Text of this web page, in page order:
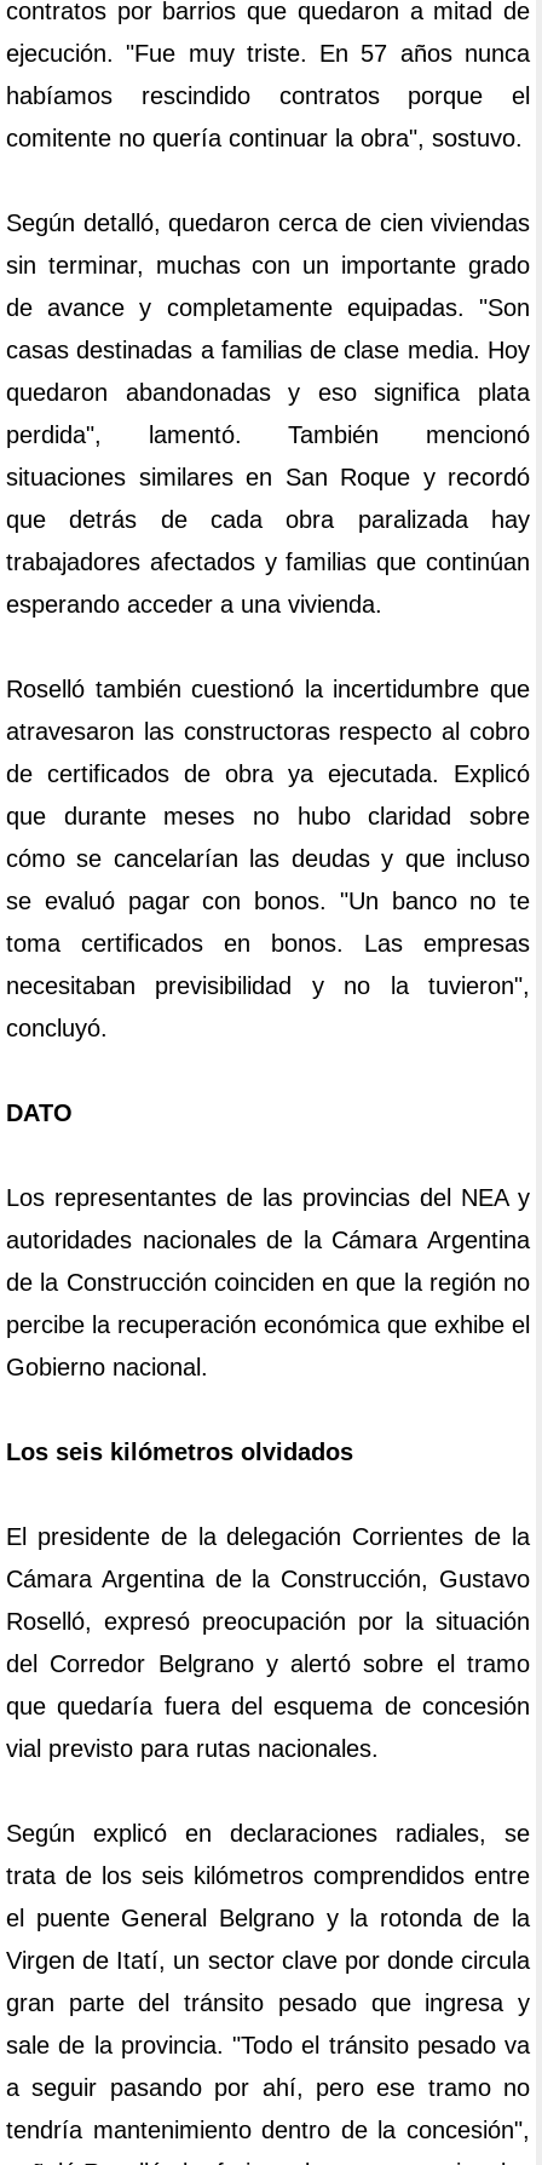
contratos por barrios que quedaron a mitad de
ejecución. "Fue muy triste. En 57 años nunca
habíamos rescindido contratos porque el
comitente no quería continuar la obra", sostuvo.
Según detalló, quedaron cerca de cien viviendas
sin terminar, muchas con un importante grado
de avance y completamente equipadas. "Son
casas destinadas a familias de clase media. Hoy
quedaron abandonadas y eso significa plata
perdida", lamentó. También mencionó
situaciones similares en San Roque y recordó
que detrás de cada obra paralizada hay
trabajadores afectados y familias que continúan
esperando acceder a una vivienda.
Roselló también cuestionó la incertidumbre que
atravesaron las constructoras respecto al cobro
de certificados de obra ya ejecutada. Explicó
que durante meses no hubo claridad sobre
cómo se cancelarían las deudas y que incluso
se evaluó pagar con bonos. "Un banco no te
toma certificados en bonos. Las empresas
necesitaban previsibilidad y no la tuvieron",
concluyó.
DATO
Los representantes de las provincias del NEA y
autoridades nacionales de la Cámara Argentina
de la Construcción coinciden en que la región no
percibe la recuperación económica que exhibe el
Gobierno nacional.
Los seis kilómetros olvidados
El presidente de la delegación Corrientes de la
Cámara Argentina de la Construcción, Gustavo
Roselló, expresó preocupación por la situación
del Corredor Belgrano y alertó sobre el tramo
que quedaría fuera del esquema de concesión
vial previsto para rutas nacionales.
Según explicó en declaraciones radiales, se
trata de los seis kilómetros comprendidos entre
el puente General Belgrano y la rotonda de la
Virgen de Itatí, un sector clave por donde circula
gran parte del tránsito pesado que ingresa y
sale de la provincia. "Todo el tránsito pesado va
a seguir pasando por ahí, pero ese tramo no
tendría mantenimiento dentro de la concesión",